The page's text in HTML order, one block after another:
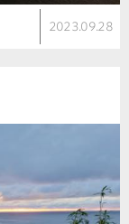
2023.09.28